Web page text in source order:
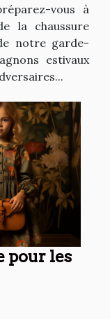
vous à
la chaussure
notre garde-
estivaux
pour les